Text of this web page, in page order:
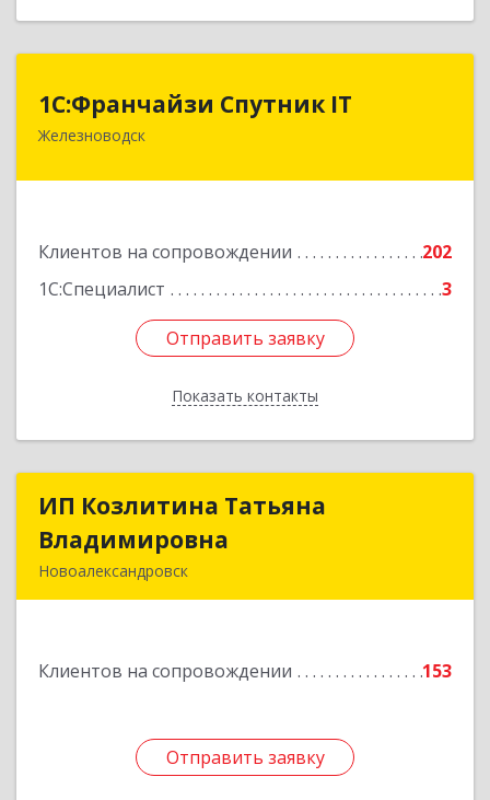
1С:Франчайзи Спутник IT
Железноводск
Клиентов на сопровождении
202
1С:Специалист
3
Отправить заявку
Показать контакты
1С:Франчайзи Спутник IT
357430, Ставропольский край, город-курорт
Подробнее
Отправить заявку
Назад
ИП Козлитина Татьяна
Владимировна
Новоалександровск
Клиентов на сопровождении 153
Отправить заявку
ИП Козлитина Татьяна
Подробнее
Отправить заявку